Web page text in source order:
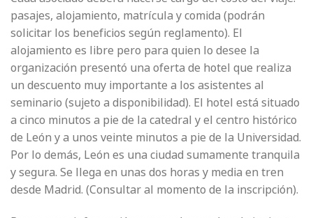
pasajes, alojamiento, matrícula y comida (podrán
solicitar los beneficios según reglamento). El
alojamiento es libre pero para quien lo desee la
organización presentó una oferta de hotel que realiza
un descuento muy importante a los asistentes al
seminario (sujeto a disponibilidad). El hotel está situado
a cinco minutos a pie de la catedral y el centro histórico
de León y a unos veinte minutos a pie de la Universidad.
Por lo demás, León es una ciudad sumamente tranquila
y segura. Se llega en unas dos horas y media en tren
desde Madrid. (Consultar al momento de la inscripción).